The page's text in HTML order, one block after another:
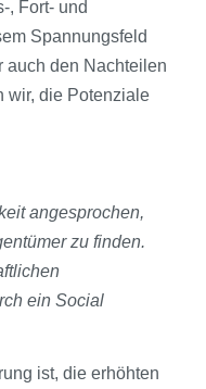
, Fort- und
Spannungsfeld
auch den Nachteilen
wir, die Potenziale
angesprochen,
zu finden.
ein Social
ist, die erhöhten